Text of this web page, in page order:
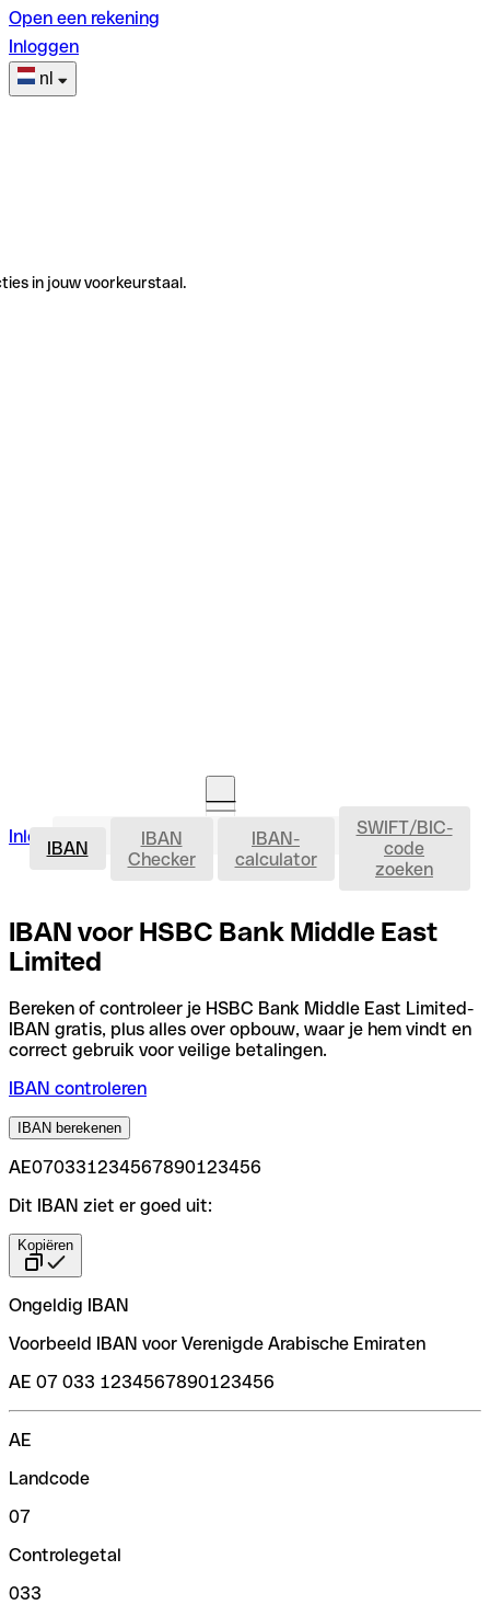
Open een rekening
Inloggen
nl
in jouw voorkeurstaal.
Inloggen Rekening openen IBAN
IBAN
IBAN
Checker
IBAN-
calculator
SWIFT/BIC-
code
zoeken
IBAN voor HSBC Bank Middle East
Limited
Bereken of controleer je HSBC Bank Middle East Limited-
IBAN gratis, plus alles over opbouw, waar je hem vindt en
correct gebruik voor veilige betalingen.
IBAN controleren
IBAN berekenen
AE070331234567890123456
Dit IBAN ziet er goed uit:
Kopiëren
Ongeldig IBAN
Voorbeeld IBAN voor Verenigde Arabische Emiraten
AE 07 033 1234567890123456
AE
Landcode
07
Controlegetal
033